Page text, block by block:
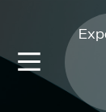
Ouvre dans une